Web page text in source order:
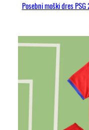
Posebni moški dres